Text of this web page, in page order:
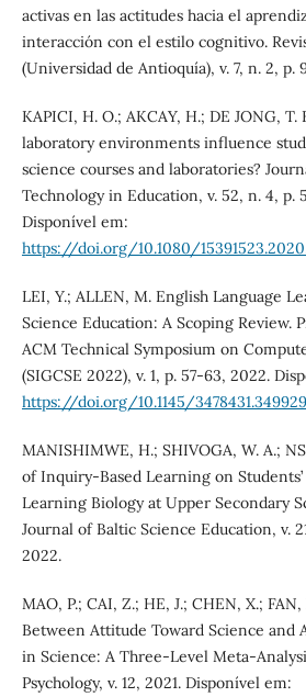
activas en las actitudes hacia el
interacción con el estilo cognitivo.
(Universidad de Antioquía), v. 7, n. 2, p.
KAPICI, H. O.; AKCAY, H.; DE JONG,
laboratory environments influence
science courses and laboratories?
Technology in Education, v. 52, n. 4, p.
Disponível em:
https://doi.org/10.1080/
LEI, Y.; ALLEN, M. English Language
Science Education: A Scoping Review.
ACM Technical Symposium on
(SIGCSE 2022), v. 1, p. 57-63, 2022.
https://doi.org/10.1145/
MANISHIMWE, H.; SHIVOGA, W. A.;
of Inquiry-Based Learning on
Learning Biology at Upper Secondary
Journal of Baltic Science Education, v.
2022.
MAO, P.; CAI, Z.; HE, J.; CHEN, X.;
Between Attitude Toward Science and
in Science: A Three-Level Meta-
Psychology, v. 12, 2021. Disponível em: